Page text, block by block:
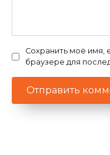
Сохранить моё имя,
браузере для